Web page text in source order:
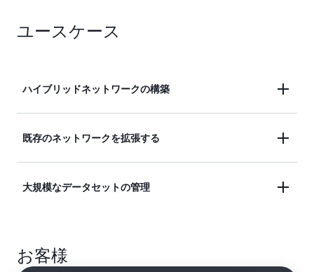
ユースケース
ハイブリッドネットワークの構築
パフォーマンスを低下させることなく環境にまたが
るアプリケーションを構築します。
既存のネットワークを拡張する
と、SiteLink を使用してロケーション間でデータを
大規模なデータセットの管理
ータ転送をスムーズかつ確実に行います。
お客様